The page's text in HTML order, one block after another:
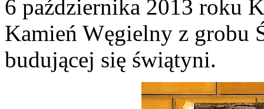
6 października 2013 roku
Kamień Węgielny z grobu
budującej się świątyni.